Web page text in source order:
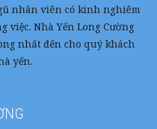
nhân viên có kinh nghiêm
Nhà Yến Long Cường
nhất đến cho quý khách
yến.